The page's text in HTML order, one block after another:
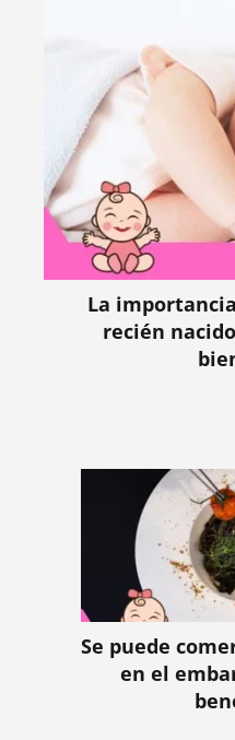
La
recién
Se puede
en el